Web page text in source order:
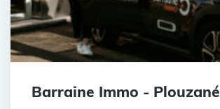
Barraine Immo - Plouzané